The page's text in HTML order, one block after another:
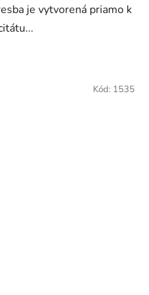
je vytvorená priamo k
Kód: 1535